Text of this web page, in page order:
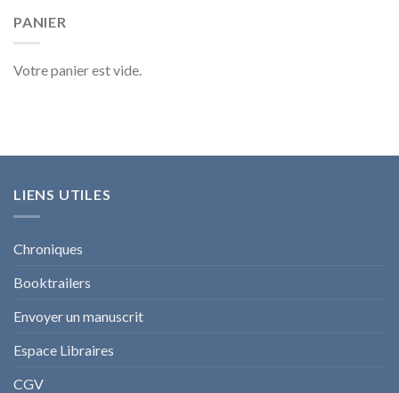
PANIER
Votre panier est vide.
LIENS UTILES
Chroniques
Booktrailers
Envoyer un manuscrit
Espace Libraires
CGV